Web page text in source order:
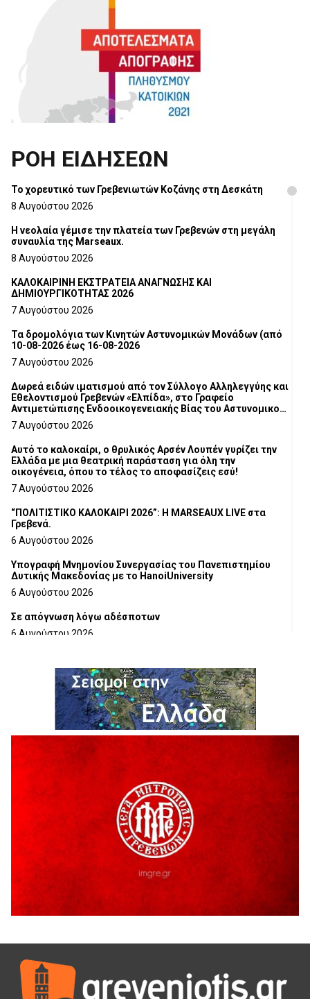
ΡΟΗ ΕΙΔΗΣΕΩΝ
Το χορευτικό των Γρεβενιωτών Κοζάνης στη Δεσκάτη
8 Αυγούστου 2026
Η νεολαία γέμισε την πλατεία των Γρεβενών στη μεγάλη
συναυλία της Marseaux.
8 Αυγούστου 2026
ΚΑΛΟΚΑΙΡΙΝΗ ΕΚΣΤΡΑΤΕΙΑ ΑΝΑΓΝΩΣΗΣ ΚΑΙ
ΔΗΜΙΟΥΡΓΙΚΟΤΗΤΑΣ 2026
7 Αυγούστου 2026
Τα δρομολόγια των Κινητών Αστυνομικών Μονάδων (από
10-08-2026 έως 16-08-2026
7 Αυγούστου 2026
Δωρεά ειδών ιματισμού από τον Σύλλογο Αλληλεγγύης και
Εθελοντισμού Γρεβενών «Ελπίδα», στο Γραφείο
Αντιμετώπισης Ενδοοικογενειακής Βίας του Αστυνομικού
Τμήματος Γρεβενών
7 Αυγούστου 2026
Αυτό το καλοκαίρι, ο θρυλικός Αρσέν Λουπέν γυρίζει την
Ελλάδα με μια θεατρική παράσταση για όλη την
οικογένεια, όπου το τέλος το αποφασίζεις εσύ!
7 Αυγούστου 2026
“ΠΟΛΙΤΙΣΤΙΚΟ ΚΑΛΟΚΑΙΡΙ 2026”: Η MARSEAUX LIVE στα
Γρεβενά.
6 Αυγούστου 2026
Υπογραφή Μνημονίου Συνεργασίας του Πανεπιστημίου
Δυτικής Μακεδονίας με το HanoiUniversity
6 Αυγούστου 2026
Σε απόγνωση λόγω αδέσποτων
6 Αυγούστου 2026
6 Αυγούστου 2026
Ολοκληρώνεται η ασφαλτόστρωση της οδού Περιβόλι –
6 Αυγούστου 2026
H παραδοχή λαθών είναι (και) δύναμη
5 Αυγούστου 2026
Ο ΑΝΔΡΕΑΣ ΑΣΛΑΝΙΔΗΣ ΣΥΝΕΧΙΖΕΙ ΣΤΟΝ ΠΡΩΤΕΑ
ΓΡΕΒΕΝΩΝ
5 Αυγούστου 2026
Ευχαριστήριο Εκπολιτιστικού Συλλόγου Ταξιάρχη προς κ.
Παρασχάκη Αθανάσιο
5 Αυγούστου 2026
Διακοπή υδροδότησης του Α΄ κλάδου ύδρευσης
5 Αυγούστου 2026
Θερινό Σινεμά στο πλαίσιο του «Πολιτιστικού
Καλοκαιριού 2026» με την βραβευμένη ταινία «Μικρές